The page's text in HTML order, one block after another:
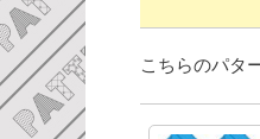
こちらのパタ